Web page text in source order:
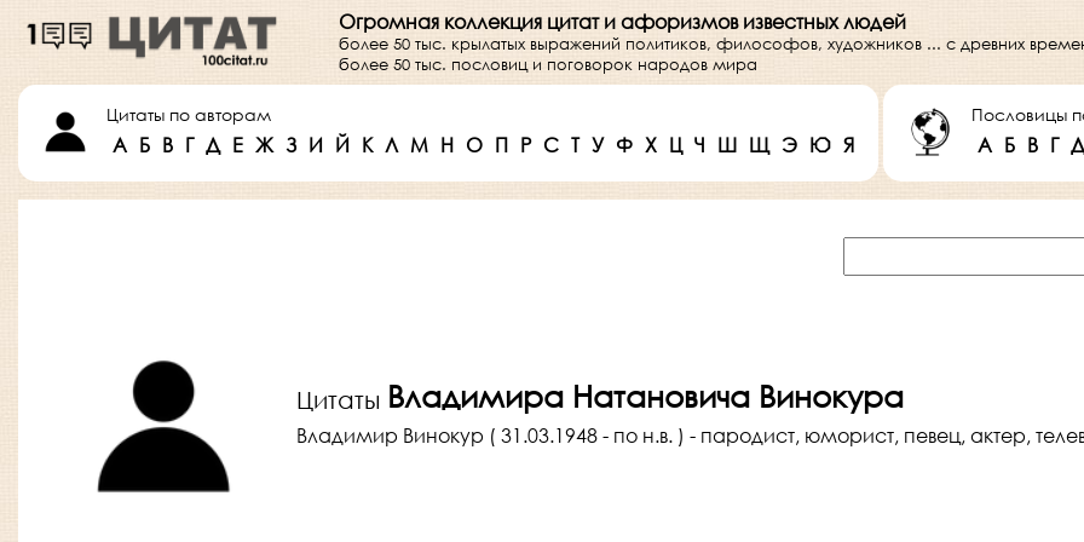
Огромная коллекция цитат и афоризмов известных людей
более 50 тыс. крылатых выражений политиков, философов, художников ... с древних
более 50 тыс. пословиц и поговорок народов мира
Цитаты по авторам
А Б В Г Д Е Ж З И Й К Л М Н О П Р С Т У Ф Х Ц Ч Ш Щ Э Ю Я
Пословицы
А Б В Г Д
Цитаты Владимира Натановича Винокура
Владимир Винокур ( 31.03.1948 - по н.в. ) - пародист, юморист, певец, актер,